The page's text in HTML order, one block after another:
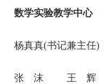
数学实验教学中心
杨真真(书记兼主任)
张 沫 王 辉